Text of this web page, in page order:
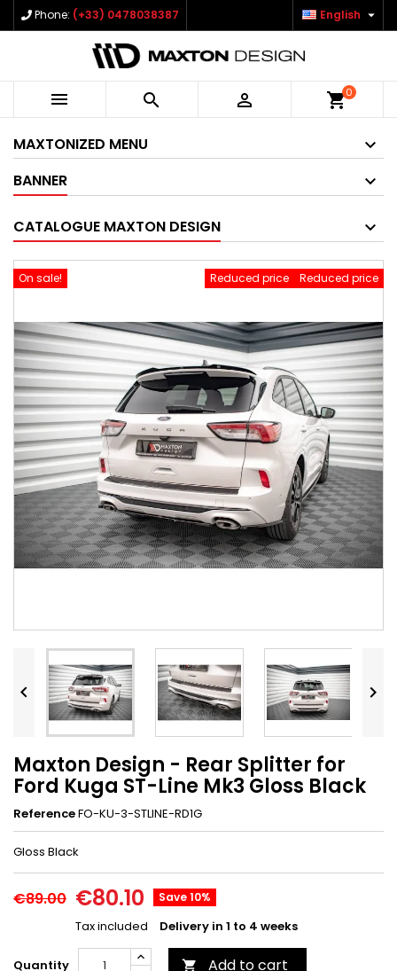
Phone: (+33) 0478038387 English 
   shopping_cart0
MAXTONIZED MENU
BANNER
CATALOGUE MAXTON DESIGN
On sale! Reduced price
Reduced price
 
Maxton Design - Rear Splitter for
Ford Kuga ST-Line Mk3 Gloss Black
ReferenceFO-KU-3-STLINE-RD1G
Gloss Black
€89.00 €80.10 Save 10%
Tax included Delivery in 1 to 4 weeks
Quantity  Add to cart